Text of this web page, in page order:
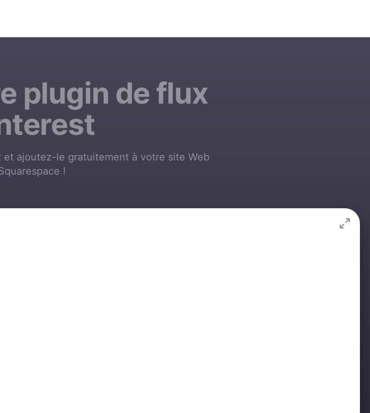
plugin de flux
ajoutez-le gratuitement à votre site Web
!